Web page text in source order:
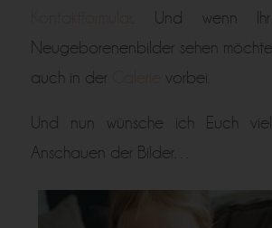
. Und wenn
Neugeborenenbilder sehen
auch in der
vorbei.
Und nun wünsche ich Euch
Anschauen der Bilder…